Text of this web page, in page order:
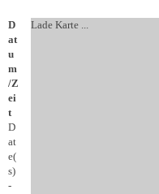
Lade Karte ...
D
at
u
m
/Z
ei
t
D
at
e(
s)
-